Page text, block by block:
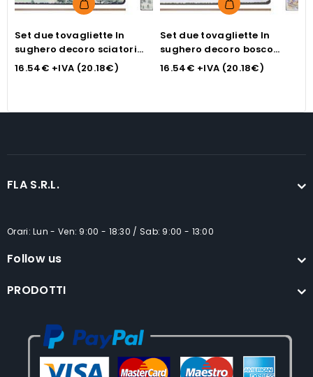
Set due tovagliette In
sughero decoro sciatori
43×28 cm
16.54€ +IVA (20.18€)
Set due tovagliette In
sughero decoro bosco
43×28 cm
16.54€ +IVA (20.18€)
FLA S.R.L.
Orari: Lun - Ven: 9:00 - 18:30 / Sab: 9:00 - 13:00
Follow us
PRODOTTI